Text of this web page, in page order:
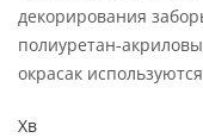
декорирования
полиуретан-
окрасак
Хв